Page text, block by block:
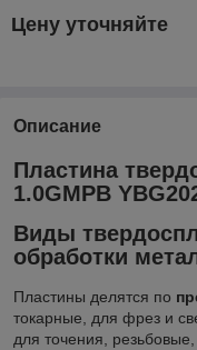
Цену уточняйте
Описание
Пластина
1.0GMPB
Виды
обработки
Пластины делятся по
токарные, для фрез и
для точения,